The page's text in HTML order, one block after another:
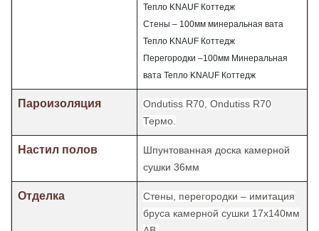
Тепло KNAUF Коттедж
Стены – 100мм минеральная вата
Тепло KNAUF Коттедж
Перегородки –100мм Минеральная
вата Тепло KNAUF Коттедж
Пароизоляция
Ondutiss R70, Ondutiss R70
Термо
Настил полов
Шпунтованная доска камерной
сушки 36мм
Отделка
Стены, перегородки – имитация
бруса камерной сушки 17х140мм